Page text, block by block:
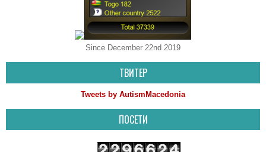
Since December 22nd 2019
ТВИТЕР
Tweets by AutismMacedonia
ПОСЕТИ